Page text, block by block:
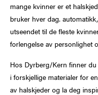
mange kvinner er et
bruker hver dag.
utseendet til de fleste
forlengelse av personlighet
Hos Dyrberg/Kern finner
i forskjellige materialer for
av halskjeder og la deg